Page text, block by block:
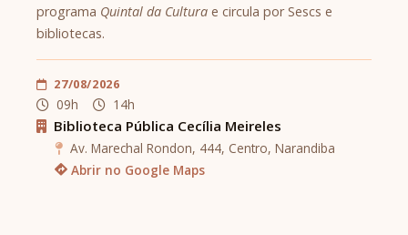
programa Quintal da Cultura e circula por Sescs e
bibliotecas.
27/08/2026
09h 14h
Biblioteca Pública Cecília Meireles
Av. Marechal Rondon, 444, Centro, Narandiba
Abrir no Google Maps